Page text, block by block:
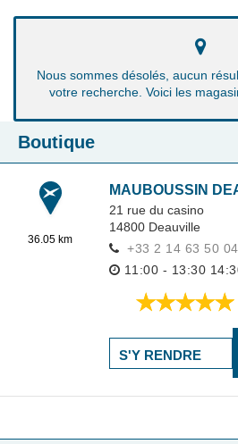
Nous sommes désolés, aucun
votre recherche. Voici les
Boutique
36.05 km
MAUBOUSSIN
21 rue du casino
14800 Deauville
+33 2 14 63 50 04
11:00 - 13:30
S'Y RENDRE